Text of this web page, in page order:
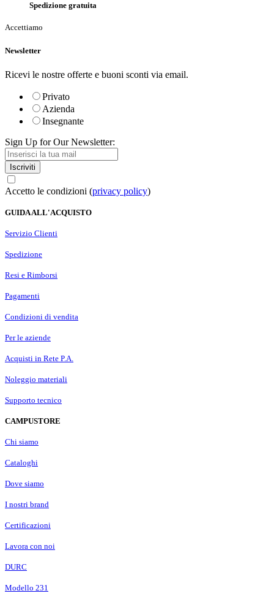
Spedizione gratuita
Accettiamo
Newsletter
Ricevi le nostre offerte e buoni sconti via email.
Privato
Azienda
Insegnante
Sign Up for Our Newsletter:
Iscriviti
Accetto le condizioni (privacy policy)
GUIDA ALL'ACQUISTO
Servizio Clienti
Spedizione
Resi e Rimborsi
Pagamenti
Condizioni di vendita
Per le aziende
Acquisti in Rete P.A.
Noleggio materiali
Supporto tecnico
CAMPUSTORE
Chi siamo
Cataloghi
Dove siamo
I nostri brand
Certificazioni
Lavora con noi
DURC
Modello 231